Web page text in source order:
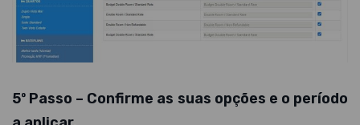
5º Passo – Confirme as suas opções e o período